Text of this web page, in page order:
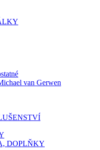
van Gerwen
DOPLŇKY